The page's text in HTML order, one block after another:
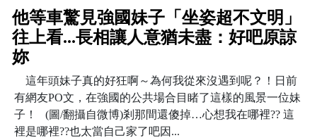
他等車驚見強國妹子「坐姿超不文明」
往上看...長相讓人意猶未盡：好吧原諒
妳
這年頭妹子真的好狂啊～為何我從來沒遇到呢？！日前
有網友PO文，在強國的公共場合目睹了這樣的風景一位妹
子！ (圖/翻攝自微博)剎那間還傻掉…心想我在哪裡?? 這
裡是哪裡??也太當自己家了吧因...